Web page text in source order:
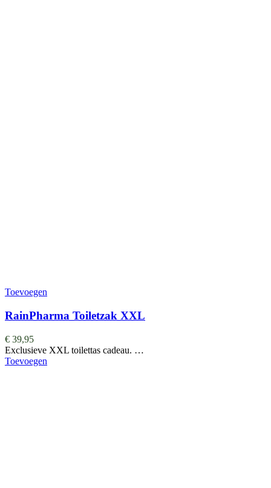
Toevoegen
RainPharma Toiletzak XXL
€ 39,95
Exclusieve XXL toilettas cadeau. …
Toevoegen